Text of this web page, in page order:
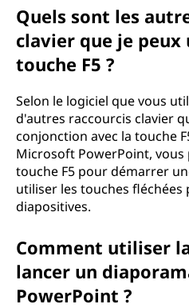
Quels sont les
clavier que je
touche F5 ?
Selon le logiciel que vous
d'autres raccourcis clavier
conjonction avec la touche
Microsoft PowerPoint, vous
touche F5 pour démarrer
utiliser les touches fléchées
diapositives.
Comment utiliser
lancer un
PowerPoint ?